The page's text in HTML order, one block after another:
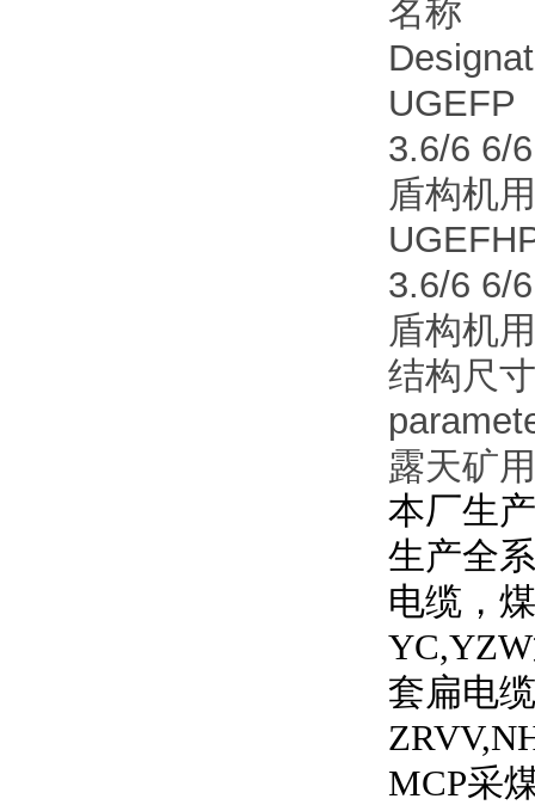
名称
UGEFP
3.6/6 6/
盾构机
3.6/6 6/
盾构机
结构尺
露天矿
本厂生
生产全
电缆，
YC,YZW
套扁电
MCP采